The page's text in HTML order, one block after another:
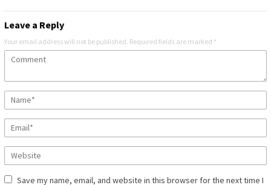
Leave a Reply
Your email address will not be published. Required fields are marked *
Save my name, email, and website in this browser for the next time I